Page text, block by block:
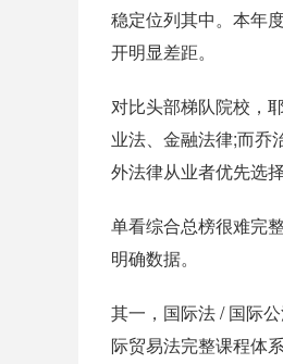
稳定位列其中。本年
开明显差距。
对比头部梯队院校，
业法、金融法律;而乔
外法律从业者优先选
单看综合总榜很难完
明确数据。
其一，国际法 / 国际
际贸易法完整课程体